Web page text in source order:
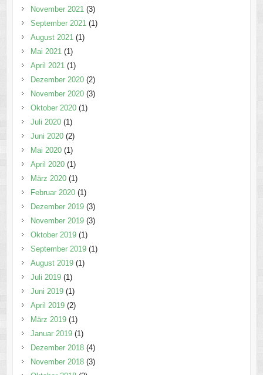
November 2021 (3)
September 2021 (1)
August 2021 (1)
Mai 2021 (1)
April 2021 (1)
Dezember 2020(2)
November 2020(3)
Oktober 2020(1)
Juli 2020(1)
Juni 2020(2)
Mai 2020(1)
April 2020(1)
März 2020(1)
Februar 2020(1)
Dezember 2019(3)
November 2019(3)
Oktober 2019(1)
September 2019(1)
August 2019(1)
Juli 2019(1)
Juni 2019(1)
April 2019(2)
März 2019(1)
Januar 2019(1)
Dezember 2018(4)
November 2018(3)